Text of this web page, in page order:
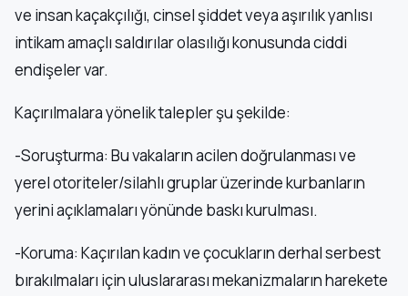
ve insan kaçakçılığı, cinsel şiddet veya aşırılık yanlısı
intikam amaçlı saldırılar olasılığı konusunda ciddi
endişeler var.
Kaçırılmalara yönelik talepler şu şekilde:
-Soruşturma: Bu vakaların acilen doğrulanması ve
yerel otoriteler/silahlı gruplar üzerinde kurbanların
yerini açıklamaları yönünde baskı kurulması.
-Koruma: Kaçırılan kadın ve çocukların derhal serbest
bırakılmaları için uluslararası mekanizmaların harekete